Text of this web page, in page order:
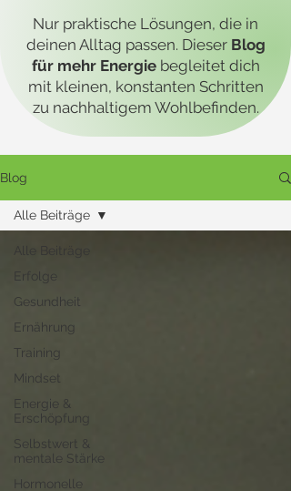
Nur praktische Lösungen, die in
deinen Alltag passen. Dieser Blog
für mehr Energiebegleitet dich
mit kleinen, konstanten Schritten
zu nachhaltigem Wohlbefinden.
Blog
Erfolge
Gesundheit
Ernährung
Training
Mindset
Energie &
Erschöpfung
Selbstwert &
mentale Stärke
Hormonelle
Alle Beiträge